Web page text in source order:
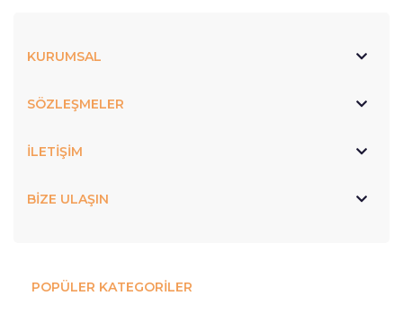
KURUMSAL
SÖZLEŞMELER
İLETİŞİM
BİZE ULAŞIN
POPÜLER KATEGORİLER